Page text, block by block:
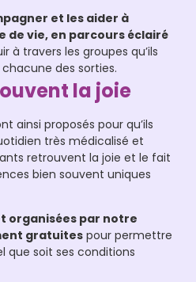
et les aider à
vie, en parcours éclairé
à travers les groupes qu’ils
des sorties.
la joie
ainsi proposés pour qu’ils
très médicalisé et
retrouvent la joie et le fait
bien souvent uniques
organisées par notre
gratuites pour permettre
que soit ses conditions